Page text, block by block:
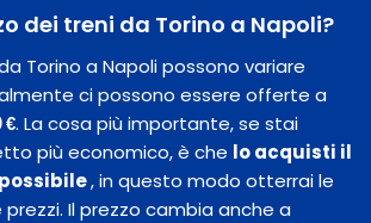
dei treni da Torino a Napoli?
Torino a Napoli possono variare
ci possono essere offerte a
€. La cosa più importante, se stai
più economico, è che lo acquisti il
, in questo modo otterrai le
Il prezzo cambia anche a